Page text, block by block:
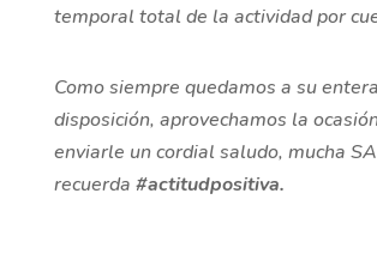
temporal total de la actividad por
Como siempre quedamos a su entera
disposición, aprovechamos la
enviarle un cordial saludo, mucha
recuerda #actitudpositiva.